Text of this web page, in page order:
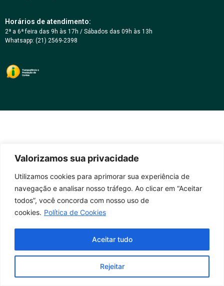
Valorizamos sua privacidade
Utilizamos cookies para aprimorar sua experiência de
navegação e analisar nosso tráfego. Ao clicar em “Aceitar
todos”, você concorda com nosso uso de
cookies. Política de Cookies
Rejeitar
Aceitar tudo
Horários de atendimento:
2ª a 6ª feira das 9h às 17h / Sábados das 09h às 13h
Whatsapp: (21) 2569-2398